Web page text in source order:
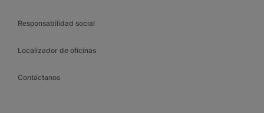
Responsabilidad social
Localizador de oficinas
Contáctanos